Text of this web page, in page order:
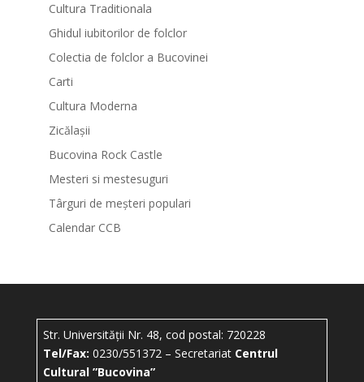
Cultura Traditionala
Ghidul iubitorilor de folclor
Colectia de folclor a Bucovinei
Carti
Cultura Moderna
Zicălașii
Bucovina Rock Castle
Mesteri si mestesuguri
Târguri de meșteri populari
Calendar CCB
Str. Universității Nr. 48, cod postal: 720228
Tel/Fax: 0230/551372 – Secretariat Centrul
Cultural ”Bucovina”